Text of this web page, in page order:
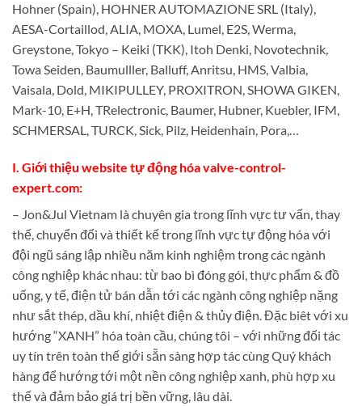
Hohner (Spain), HOHNER AUTOMAZIONE SRL (Italy),
AESA-Cortaillod, ALIA, MOXA, Lumel, E2S, Werma,
Greystone, Tokyo – Keiki (TKK), Itoh Denki, Novotechnik,
Towa Seiden, Baumulller, Balluff, Anritsu, HMS, Valbia,
Vaisala, Dold, MIKIPULLEY, PROXITRON, SHOWA GIKEN,
Mark-10, E+H, TRelectronic, Baumer, Hubner, Kuebler, IFM,
SCHMERSAL, TURCK, Sick, Pilz, Heidenhain, Pora,…
I. Giới thiệu website tự động hóa valve-control-
expert.com:
– Jon&Jul Vietnam là chuyên gia trong lĩnh vực tư vấn, thay
thế, chuyển đổi và thiết kế trong lĩnh vực tự động hóa với
đội ngũ sáng lập nhiều năm kinh nghiệm trong các ngành
công nghiệp khác nhau: từ bao bì đóng gói, thực phẩm & đồ
uống, y tế, điện tử bán dẫn tới các ngành công nghiệp nặng
như sắt thép, dầu khí, nhiệt điện & thủy điện. Đặc biêt với xu
hướng “XANH” hóa toàn cầu, chúng tôi – với những đối tác
uy tín trên toàn thế giới sẵn sàng hợp tác cùng Quý khách
hàng để hướng tới một nền công nghiệp xanh, phù hợp xu
thế và đảm bảo giá trị bền vững, lâu dài.